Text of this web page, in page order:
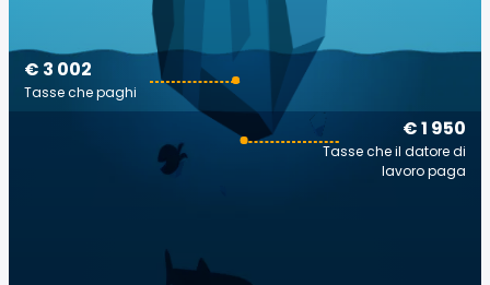
€ 1 950
Tasse che il datore di
lavoro paga
€ 3 002
Tasse che paghi